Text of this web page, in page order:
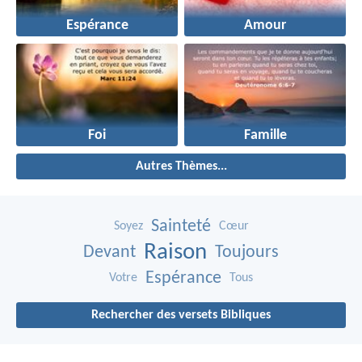
Espérance Amour
Foi Famille
Autres Thèmes...
Soyez Sainteté Cœur
Devant Raison Toujours
Votre Espérance Tous
Rechercher des versets Bibliques